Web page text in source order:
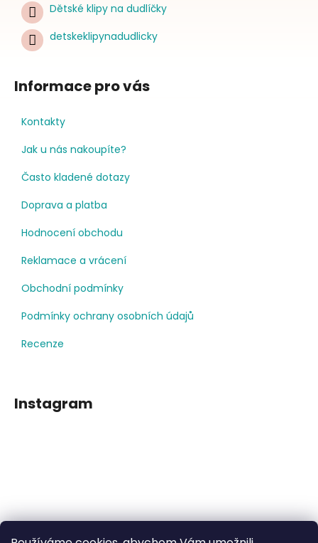
Dětské klipy na dudlíčky
detskeklipynadudlicky
Informace pro vás
Kontakty
Jak u nás nakoupíte?
Často kladené dotazy
Doprava a platba
Hodnocení obchodu
Reklamace a vrácení
Obchodní podmínky
Podmínky ochrany osobních údajů
Recenze
Instagram